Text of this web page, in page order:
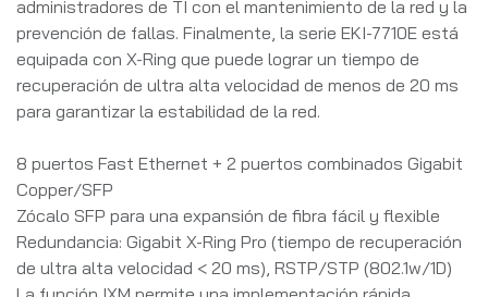
administradores de TI con el mantenimiento de la red y la
prevención de fallas. Finalmente, la serie EKI-7710E está
equipada con X-Ring que puede lograr un tiempo de
recuperación de ultra alta velocidad de menos de 20 ms
para garantizar la estabilidad de la red.
8 puertos Fast Ethernet + 2 puertos combinados Gigabit
Copper/SFP
Zócalo SFP para una expansión de fibra fácil y flexible
Redundancia: Gigabit X-Ring Pro (tiempo de recuperación
de ultra alta velocidad < 20 ms), RSTP/STP (802.1w/1D)